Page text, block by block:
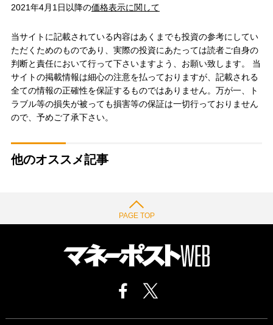
2021年4月1日以降の価格表示に関して
当サイトに記載されている内容はあくまでも投資の参考にしてい
ただくためのものであり、実際の投資にあたっては読者ご自身の
判断と責任において行って下さいますよう、お願い致します。 当
サイトの掲載情報は細心の注意を払っておりますが、記載される
全ての情報の正確性を保証するものではありません。万が一、ト
ラブル等の損失が被っても損害等の保証は一切行っておりません
ので、予めご了承下さい。
他のオススメ記事
PAGE TOP